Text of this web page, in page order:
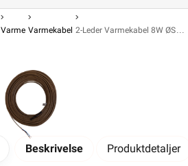
Beskrivelse Produktdetaljer
Varme Varmekabel 2-Leder Varmekabel 8W ØS